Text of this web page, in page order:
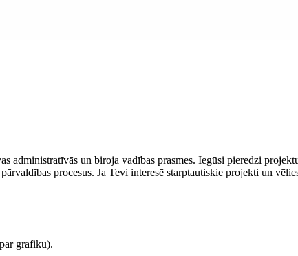
administratīvās un biroja vadības prasmes. Iegūsi pieredzi
procesus. Ja Tevi interesē starptautiskie projekti un
grafiku).